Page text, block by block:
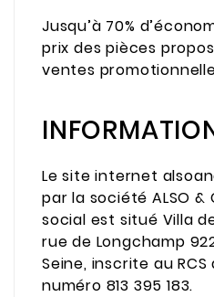
Jusqu’à 70%
prix des pièces
ventes
Le site internet
par la société ALSO
social est situé Villa
rue de Longchamp
Seine, inscrite au
numéro 813 395 183.